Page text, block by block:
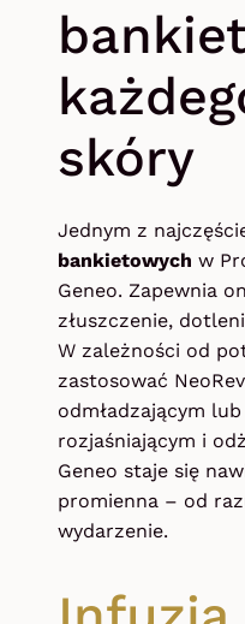
skóry
Jednym z
bankietowych w
Geneo. Zapewnia
złuszczenie,
W zależności od
zastosować
odmładzającym
rozjaśniającym i
Geneo staje się
promienna – od
wydarzenie.